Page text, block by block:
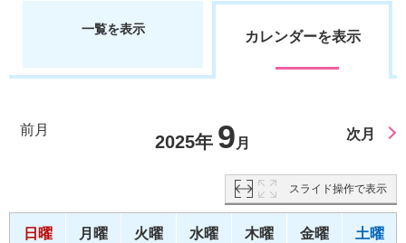
一覧を表示 カレンダーを表示
前月
2025年 9 月
次月
スライド操作で表示
日曜
月曜
火曜
水曜
木曜
金曜
土曜